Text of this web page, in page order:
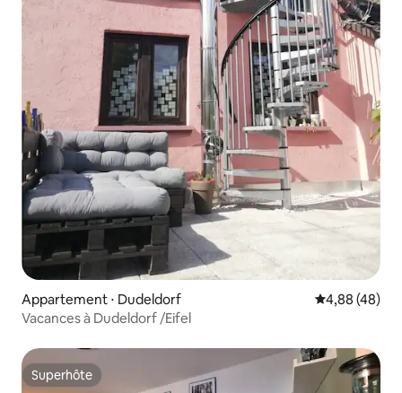
Appartement ⋅ Dudeldorf Évaluation
4,88 (48)
Vacances à Dudeldorf /Eifel
Superhôte
Superhôte